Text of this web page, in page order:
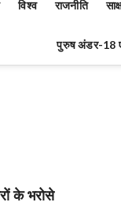
विश्व राजनीति
पुरुष अंडर-18
के भरोसे